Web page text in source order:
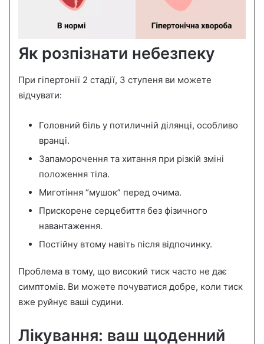
Як розпізнати небезпеку
При гіпертонії 2 стадії, 3 ступеня ви можете
відчувати:
Головний біль у потиличній ділянці, особливо
вранці.
Запаморочення та хитання при різкій зміні
положення тіла.
Миготіння “мушок” перед очима.
Прискорене серцебиття без фізичного
навантаження.
Постійну втому навіть після відпочинку.
Проблема в тому, що високий тиск часто не дає
симптомів. Ви можете почуватися добре, коли тиск
вже руйнує ваші судини.
Лікування: ваш щоденний